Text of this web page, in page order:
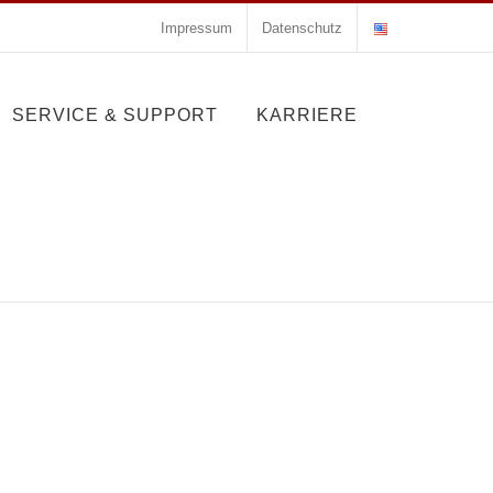
Impressum Datenschutz
SERVICE & SUPPORT KARRIERE